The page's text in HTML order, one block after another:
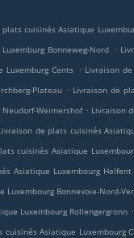
plats cuisinés Asiatique
Bonneweg-Nord .
Luxemburg Cents . Livraison
Plateau . Livraison de
Weimershof . Livraison
de plats cuisinés
cuisinés Asiatique
Asiatique Luxembourg Helfent
Bonnevoie-Nord-
Luxembourg Rollengergronn .
cuisinés Asiatique Luxembourg